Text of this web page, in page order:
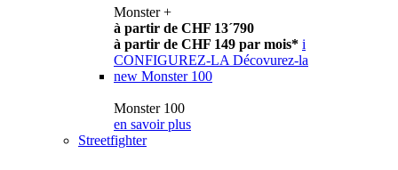
Monster +
à partir de CHF 13´790
à partir de CHF 149 par mois* i
CONFIGUREZ-LA Décovurez-la
new Monster 100
Monster 100
en savoir plus
Streetfighter